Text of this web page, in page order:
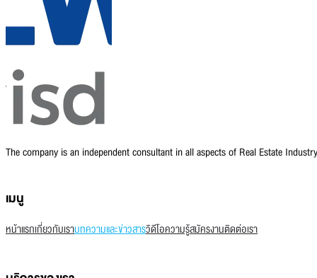
The company is an independent consultant in all aspects of Real Estate
เมนู
หน้าแรกเกี่ยวกับเราบทความและข่าวสารวิดีโอความรู้สมัครงานติดต่อเรา